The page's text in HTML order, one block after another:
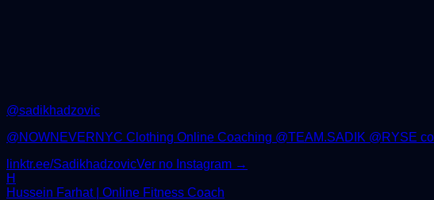
@sadikhadzovic
@NOWNEVERNYC Clothing Online Coaching @TEAM.SADIK @RYSE
linktr.ee/SadikhadzovicVer no Instagram →
H
Hussein Farhat | Online Fitness Coach